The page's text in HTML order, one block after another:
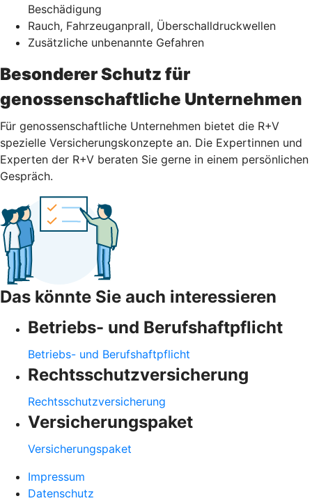
Beschädigung
Rauch, Fahrzeuganprall, Überschalldruckwellen
Zusätzliche unbenannte Gefahren
Besonderer Schutz für
genossenschaftliche Unternehmen
Für genossenschaftliche Unternehmen bietet die R+V
spezielle Versicherungskonzepte an. Die Expertinnen und
Experten der R+V beraten Sie gerne in einem persönlichen
Gespräch.
Das könnte Sie auch interessieren
Betriebs- und Berufshaftpflicht
Betriebs- und Berufshaftpflicht
Rechtsschutzversicherung
Rechtsschutzversicherung
Versicherungspaket
Versicherungspaket
Impressum
Datenschutz